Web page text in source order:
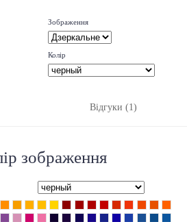
Зображення
Колір
Відгуки (1)
зображення